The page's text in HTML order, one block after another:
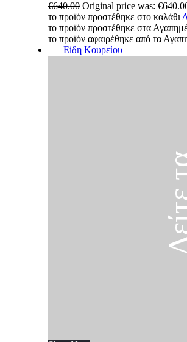
€640.00 Original price was:
το προϊόν προστέθηκε στο καλάθι
το προϊόν προστέθηκε στα
το προϊόν αφαιρέθηκε από τα
Είδη Κουρείου